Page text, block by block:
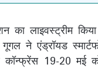
का लाइवस्ट्रीम
ने एंड्रॉयड
19-20 मई